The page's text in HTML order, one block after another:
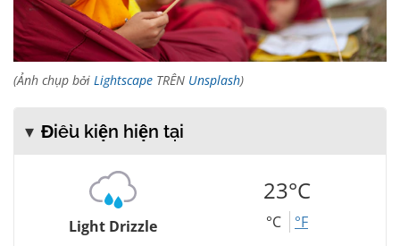
(Ảnh chụp bởi Lightscape TRÊN Unsplash)
Điều kiện hiện tại
Light Drizzle
23°C
°C °F